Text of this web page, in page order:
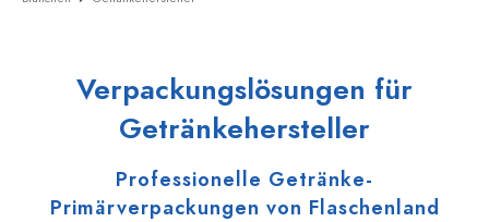
Verpackungslösungen für
Getränkehersteller
Professionelle Getränke-
Primärverpackungen von Flaschenland